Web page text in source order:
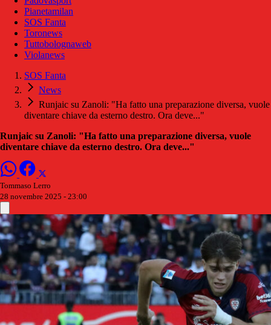
Pianetamilan
SOS Fanta
Toronews
Tuttobolognaweb
Violanews
SOS Fanta
News
Runjaic su Zanoli: "Ha fatto una preparazione diversa, vuole
diventare chiave da esterno destro. Ora deve..."
Runjaic su Zanoli: "Ha fatto una preparazione diversa, vuole
diventare chiave da esterno destro. Ora deve..."
Tommaso Lerro
28 novembre 2025 - 23:00